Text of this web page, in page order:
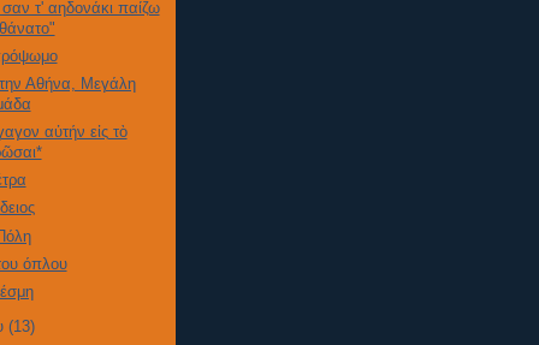
τ' αηδονάκι παίζω
Αθήνα, Μεγάλη
αὐτήν εἰς τὸ
όπλου
(13)